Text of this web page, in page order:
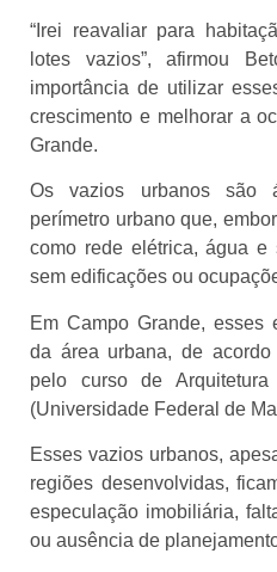
“Irei reavaliar para
lotes vazios”, afirmou
importância de utilizar
crescimento e melhorar a
Grande.
Os vazios urbanos são
perímetro urbano que,
como rede elétrica, água e
sem edificações ou
Em Campo Grande, esses
da área urbana, de
pelo curso de
(Universidade Federal de
Esses vazios urbanos,
regiões desenvolvidas,
especulação imobiliária,
ou ausência de